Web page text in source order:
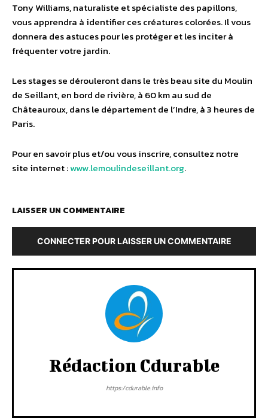
Tony Williams, naturaliste et spécialiste des papillons,
vous apprendra à identifier ces créatures colorées. Il vous
donnera des astuces pour les protéger et les inciter à
fréquenter votre jardin.
Les stages se dérouleront dans le très beau site du Moulin
de Seillant, en bord de rivière, à 60 km au sud de
Châteauroux, dans le département de l’Indre, à 3 heures de
Paris.
Pour en savoir plus et/ou vous inscrire, consultez notre
site internet :www.lemoulindeseillant.org.
LAISSER UN COMMENTAIRE
CONNECTER POUR LAISSER UN COMMENTAIRE
Rédaction Cdurable
https:/cdurable.info